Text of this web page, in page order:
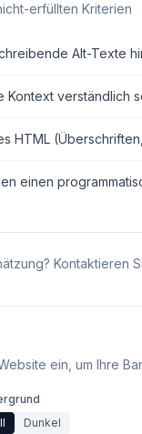
erfüllten Kriterien
Alt-Texte
Kontext verständlich
HTML
einen
Kontaktieren
ein, um Ihre
Dunkel